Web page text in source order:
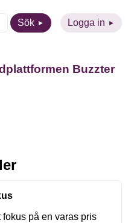
Sök Logga in
Buzzter
fokus på en varas pris